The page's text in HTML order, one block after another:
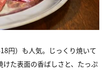
円）も人気。じっくり焼いて
た表面の香ばしさと、たっぷ